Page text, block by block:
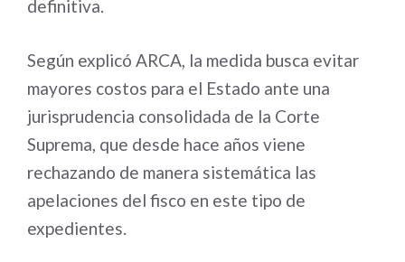
definitiva.
Según explicó ARCA, la medida busca evitar
mayores costos para el Estado ante una
jurisprudencia consolidada de la Corte
Suprema, que desde hace años viene
rechazando de manera sistemática las
apelaciones del fisco en este tipo de
expedientes.